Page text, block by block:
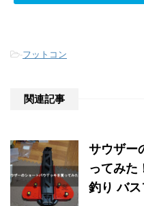
-フットコン
関連記事
サウザー
ってみた
釣り バ